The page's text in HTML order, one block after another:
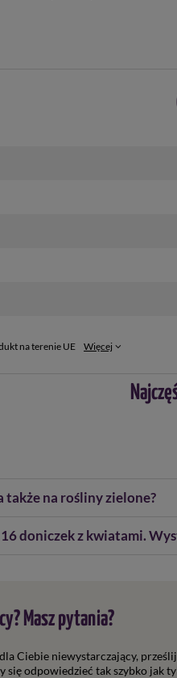
na terenie UE Więcej
także na rośliny zielone?
doniczek z kwiatami.
Masz pytania?
Ciebie niewystarczający,
się odpowiedzieć tak szybko jak